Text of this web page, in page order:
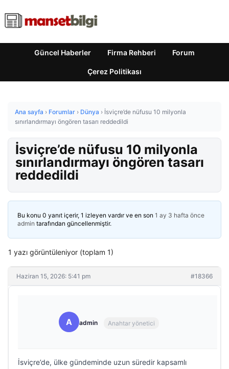
Güncel Haberler Firma Rehberi Forum
Çerez Politikası
Ana sayfa › Forumlar › Dünya › İsviçre’de nüfusu 10 milyonla
sınırlandırmayı öngören tasarı reddedildi
İsviçre’de nüfusu 10 milyonla
sınırlandırmayı öngören tasarı
reddedildi
Bu konu 0 yanıt içerir, 1 izleyen vardır ve en son 1 ay 3 hafta önce
admin tarafından güncellenmiştir.
1 yazı görüntüleniyor (toplam 1)
Haziran 15, 2026: 5:41 pm #18366
A admin Anahtar yönetici
İsviçre’de, ülke gündeminde uzun süredir kapsamlı